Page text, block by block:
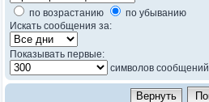
по возрастанию
по убыванию
Искать сообщения за:
Показывать первые:
символов сообщений